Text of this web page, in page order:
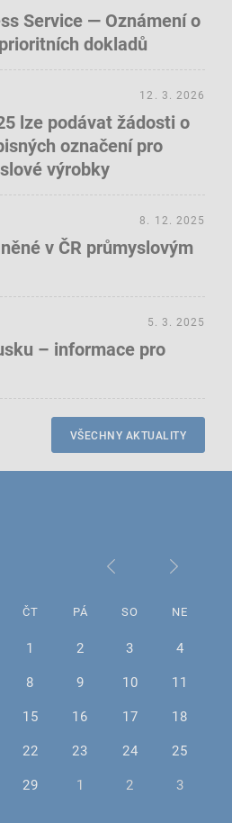
Service — Oznámení o
dokladů
lze podávat žádosti o
označení pro
výrobky
12. 3. 2026
v ČR průmyslovým
8. 12. 2025
– informace pro
5. 3. 2025
VŠECHNY AKTUALITY
ČT PÁ SO NE
1 2 3
4
8 9 10
11
15 16 17
18
22 23 24
25
29 1 2 3